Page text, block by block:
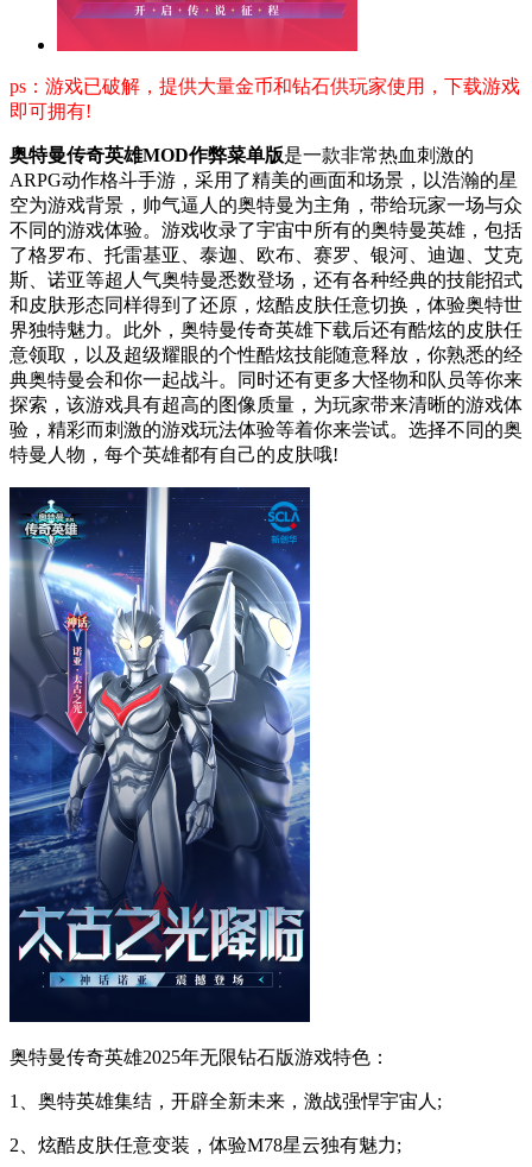
ps：游戏已破解，提供大量金币和钻石供玩家使用，下载游戏
即可拥有!
奥特曼传奇英雄MOD作弊菜单版是一款非常热血刺激的
ARPG动作格斗手游，采用了精美的画面和场景，以浩瀚的星
空为游戏背景，帅气逼人的奥特曼为主角，带给玩家一场与众
不同的游戏体验。游戏收录了宇宙中所有的奥特曼英雄，包括
了格罗布、托雷基亚、泰迦、欧布、赛罗、银河、迪迦、艾克
斯、诺亚等超人气奥特曼悉数登场，还有各种经典的技能招式
和皮肤形态同样得到了还原，炫酷皮肤任意切换，体验奥特世
界独特魅力。此外，奥特曼传奇英雄下载后还有酷炫的皮肤任
意领取，以及超级耀眼的个性酷炫技能随意释放，你熟悉的经
典奥特曼会和你一起战斗。同时还有更多大怪物和队员等你来
探索，该游戏具有超高的图像质量，为玩家带来清晰的游戏体
验，精彩而刺激的游戏玩法体验等着你来尝试。选择不同的奥
特曼人物，每个英雄都有自己的皮肤哦!
奥特曼传奇英雄2025年无限钻石版游戏特色：
1、奥特英雄集结，开辟全新未来，激战强悍宇宙人;
2、炫酷皮肤任意变装，体验M78星云独有魅力;